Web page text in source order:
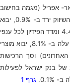
אפריל (מגמה בחישוב
שנתי) מצטיירת תמונה מעורבת: מדד המכירות ברשתות השיווק ירד ב- 0.9%, יבוא
הסחורות ירד ב- 4.0%, מדד הייצור התעשייתי ירד ב- 4.4% ומדד הפידיון לכל ענפי
המשק ירד ב-2.9% (ללא יהלומים). מנגד, יצוא הסחורות עלה ב- 8.1%, יבוא מוצרי
האחרונים) וסך הרכישות
המשולב של בנק ישראל לפעילות
גרף 1